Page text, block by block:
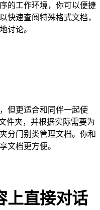
的工作环境，你可以便捷
快速查阅特殊格式文档，
讨论。
但更适合和同伴一起使
件夹，并根据实际需要为
分门别类管理文档。你和
文档更方便。
上直接对话